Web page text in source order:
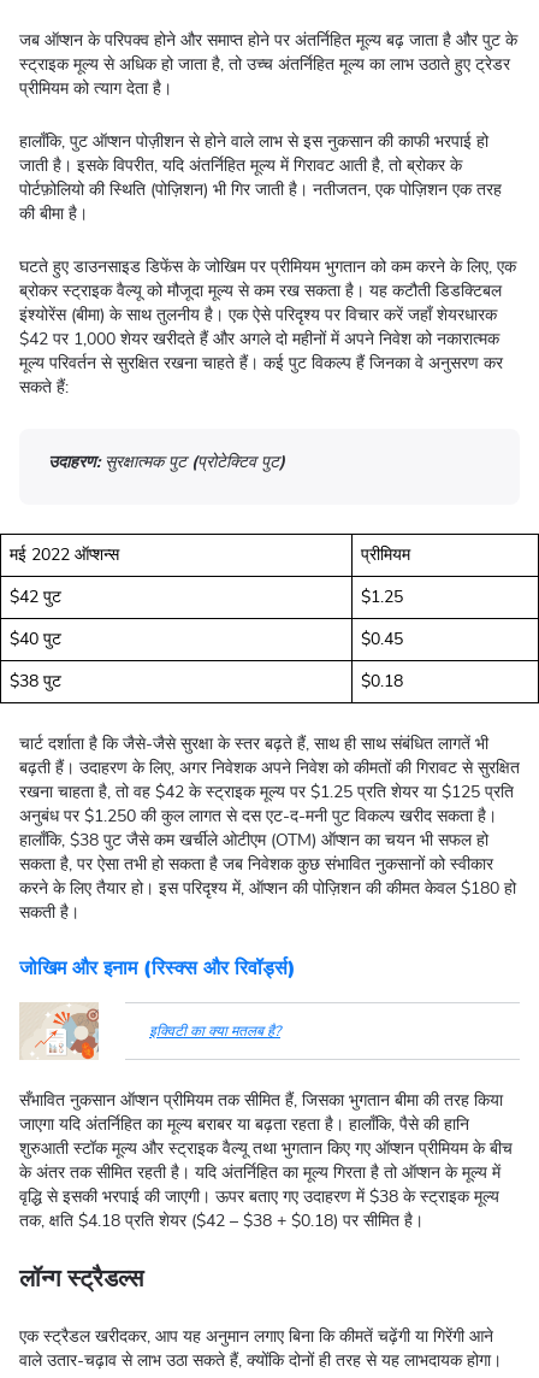
जब ऑप्शन के परिपक्व होने और समाप्त होने पर अंतर्निहित मूल्य बढ़ जाता है और पुट के
स्ट्राइक मूल्य से अधिक हो जाता है, तो उच्च अंतर्निहित मूल्य का लाभ उठाते हुए ट्रेडर
प्रीमियम को त्याग देता है।
हालाँकि, पुट ऑप्शन पोज़ीशन से होने वाले लाभ से इस नुकसान की काफी भरपाई हो
जाती है। इसके विपरीत, यदि अंतर्निहित मूल्य में गिरावट आती है, तो ब्रोकर के
पोर्टफ़ोलियो की स्थिति (पोज़िशन) भी गिर जाती है। नतीजतन, एक पोज़िशन एक तरह
की बीमा है।
घटते हुए डाउनसाइड डिफेंस के जोखिम पर प्रीमियम भुगतान को कम करने के लिए, एक
ब्रोकर स्ट्राइक वैल्यू को मौजूदा मूल्य से कम रख सकता है। यह कटौती डिडक्टिबल
इंश्योरेंस (बीमा) के साथ तुलनीय है। एक ऐसे परिदृश्य पर विचार करें जहाँ शेयरधारक
$42 पर 1,000 शेयर खरीदते हैं और अगले दो महीनों में अपने निवेश को नकारात्मक
मूल्य परिवर्तन से सुरक्षित रखना चाहते हैं। कई पुट विकल्प हैं जिनका वे अनुसरण कर
सकते हैं:
उदाहरण:सुरक्षात्मक पुट (प्रोटेक्टिव पुट)
मई 2022 ऑप्शन्स
प्रीमियम
$42 पुट
$1.25
$40 पुट
$0.45
$38 पुट
$0.18
चार्ट दर्शाता है कि जैसे-जैसे सुरक्षा के स्तर बढ़ते हैं, साथ ही साथ संबंधित लागतें भी
बढ़ती हैं। उदाहरण के लिए, अगर निवेशक अपने निवेश को कीमतों की गिरावट से सुरक्षित
रखना चाहता है, तो वह $42 के स्ट्राइक मूल्य पर $1.25 प्रति शेयर या $125 प्रति
अनुबंध पर $1.250 की कुल लागत से दस एट-द-मनी पुट विकल्प खरीद सकता है।
हालाँकि, $38 पुट जैसे कम खर्चीले ओटीएम (OTM) ऑप्शन का चयन भी सफल हो
सकता है, पर ऐसा तभी हो सकता है जब निवेशक कुछ संभावित नुकसानों को स्वीकार
करने के लिए तैयार हो। इस परिदृश्य में, ऑप्शन की पोज़िशन की कीमत केवल $180 हो
सकती है।
जोखिम और इनाम (रिस्क्स और रिवॉर्ड्स)
इक्विटी का क्या मतलब है?
सँभावित नुकसान ऑप्शन प्रीमियम तक सीमित हैं, जिसका भुगतान बीमा की तरह किया
जाएगा यदि अंतर्निहित का मूल्य बराबर या बढ़ता रहता है। हालाँकि, पैसे की हानि
शुरुआती स्टॉक मूल्य और स्ट्राइक वैल्यू तथा भुगतान किए गए ऑप्शन प्रीमियम के बीच
के अंतर तक सीमित रहती है। यदि अंतर्निहित का मूल्य गिरता है तो ऑप्शन के मूल्य में
वृद्धि से इसकी भरपाई की जाएगी। ऊपर बताए गए उदाहरण में $38 के स्ट्राइक मूल्य
तक, क्षति $4.18 प्रति शेयर ($42 – $38 + $0.18) पर सीमित है।
लॉन्ग स्ट्रैडल्स
एक स्ट्रैडल खरीदकर, आप यह अनुमान लगाए बिना कि कीमतें चढ़ेंगी या गिरेंगी आने
वाले उतार-चढ़ाव से लाभ उठा सकते हैं, क्योंकि दोनों ही तरह से यह लाभदायक होगा।